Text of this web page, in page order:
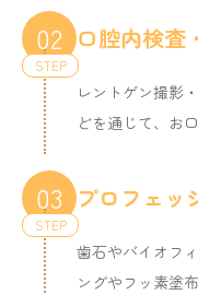
02 口腔内検査
レントゲン撮影
どを通じて、お
03 プロフェッ
歯石やバイオフ
ングやフッ素塗